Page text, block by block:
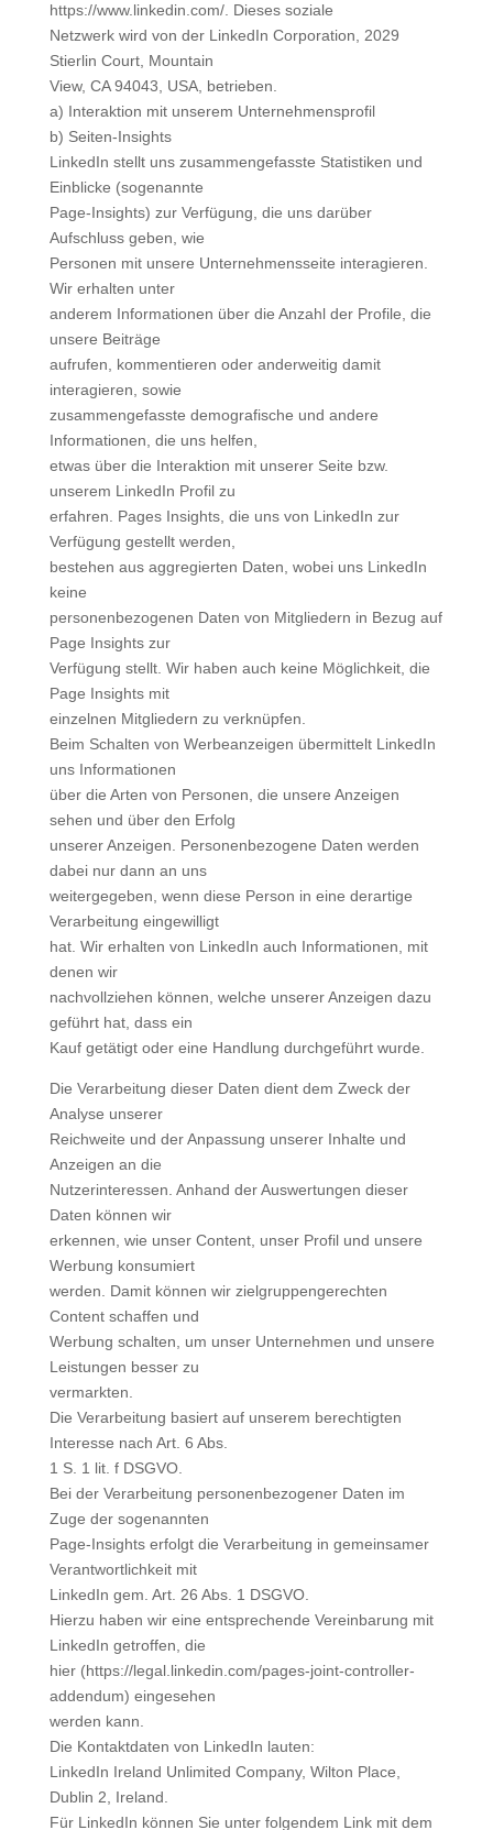
https://www.linkedin.com/. Dieses soziale
Netzwerk wird von der LinkedIn Corporation, 2029
Stierlin Court, Mountain
View, CA 94043, USA, betrieben.
a) Interaktion mit unserem Unternehmensprofil
b) Seiten-Insights
LinkedIn stellt uns zusammengefasste Statistiken und
Einblicke (sogenannte
Page-Insights) zur Verfügung, die uns darüber
Aufschluss geben, wie
Personen mit unsere Unternehmensseite interagieren.
Wir erhalten unter
anderem Informationen über die Anzahl der Profile, die
unsere Beiträge
aufrufen, kommentieren oder anderweitig damit
interagieren, sowie
zusammengefasste demografische und andere
Informationen, die uns helfen,
etwas über die Interaktion mit unserer Seite bzw.
unserem LinkedIn Profil zu
erfahren. Pages Insights, die uns von LinkedIn zur
Verfügung gestellt werden,
bestehen aus aggregierten Daten, wobei uns LinkedIn
keine
personenbezogenen Daten von Mitgliedern in Bezug auf
Page Insights zur
Verfügung stellt. Wir haben auch keine Möglichkeit, die
Page Insights mit
einzelnen Mitgliedern zu verknüpfen.
Beim Schalten von Werbeanzeigen übermittelt LinkedIn
uns Informationen
über die Arten von Personen, die unsere Anzeigen
sehen und über den Erfolg
unserer Anzeigen. Personenbezogene Daten werden
dabei nur dann an uns
weitergegeben, wenn diese Person in eine derartige
Verarbeitung eingewilligt
hat. Wir erhalten von LinkedIn auch Informationen, mit
denen wir
nachvollziehen können, welche unserer Anzeigen dazu
geführt hat, dass ein
Kauf getätigt oder eine Handlung durchgeführt wurde.
Die Verarbeitung dieser Daten dient dem Zweck der
Analyse unserer
Reichweite und der Anpassung unserer Inhalte und
Anzeigen an die
Nutzerinteressen. Anhand der Auswertungen dieser
Daten können wir
erkennen, wie unser Content, unser Profil und unsere
Werbung konsumiert
werden. Damit können wir zielgruppengerechten
Content schaffen und
Werbung schalten, um unser Unternehmen und unsere
Leistungen besser zu
vermarkten.
Die Verarbeitung basiert auf unserem berechtigten
Interesse nach Art. 6 Abs.
1 S. 1 lit. f DSGVO.
Bei der Verarbeitung personenbezogener Daten im
Zuge der sogenannten
Page-Insights erfolgt die Verarbeitung in gemeinsamer
Verantwortlichkeit mit
LinkedIn gem. Art. 26 Abs. 1 DSGVO.
Hierzu haben wir eine entsprechende Vereinbarung mit
LinkedIn getroffen, die
hier (https://legal.linkedin.com/pages-joint-controller-
addendum) eingesehen
werden kann.
Die Kontaktdaten von LinkedIn lauten:
LinkedIn Ireland Unlimited Company, Wilton Place,
Dublin 2, Ireland.
Für LinkedIn können Sie unter folgendem Link mit dem